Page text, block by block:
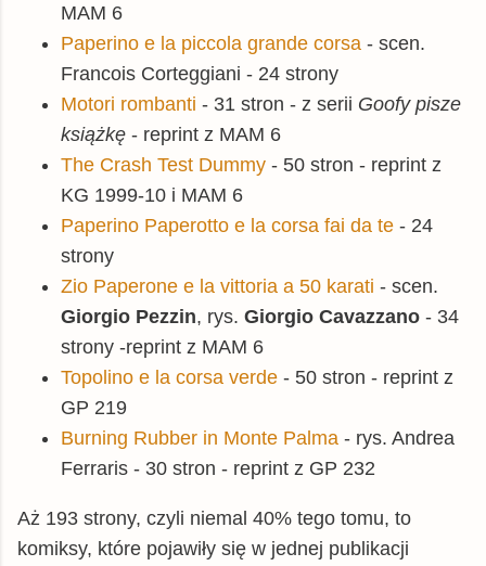
MAM 6
Paperino e la piccola grande corsa - scen.
Francois Corteggiani - 24 strony
Motori rombanti - 31 stron - z serii Goofy pisze
książkę - reprint z MAM 6
The Crash Test Dummy - 50 stron - reprint z
KG 1999-10 i MAM 6
Paperino Paperotto e la corsa fai da te - 24
strony
Zio Paperone e la vittoria a 50 karati - scen.
Giorgio Pezzin, rys. Giorgio Cavazzano - 34
strony -reprint z MAM 6
Topolino e la corsa verde - 50 stron - reprint z
GP 219
Burning Rubber in Monte Palma - rys. Andrea
Ferraris - 30 stron - reprint z GP 232
Aż 193 strony, czyli niemal 40% tego tomu, to
komiksy, które pojawiły się w jednej publikacji